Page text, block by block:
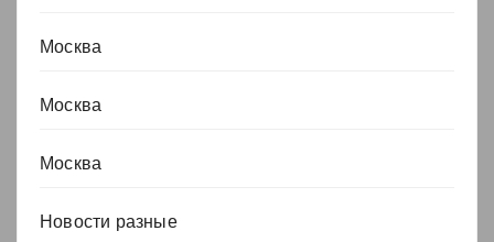
Москва
Москва
Москва
Новости разные